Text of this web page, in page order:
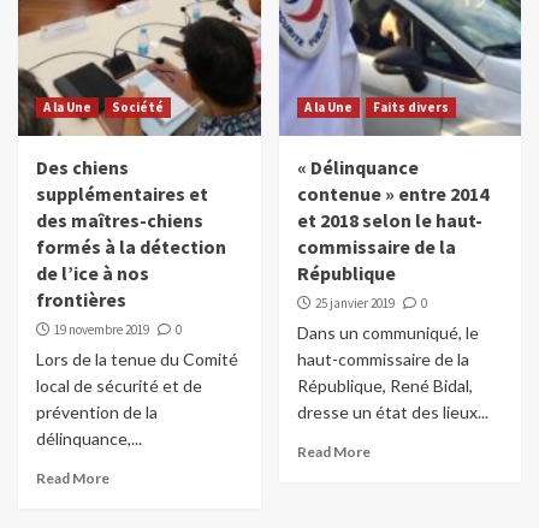
A la Une Société
Des chiens
supplémentaires et
des maîtres-chiens
formés à la détection
de l’ice à nos
frontières
19 novembre 2019 0
Lors de la tenue du Comité
local de sécurité et de
prévention de la
délinquance,...
Read More
A la Une Faits divers
« Délinquance
contenue » entre 2014
et 2018 selon le haut-
commissaire de la
République
25 janvier 2019 0
Dans un communiqué, le
haut-commissaire de la
République, René Bidal,
dresse un état des lieux...
Read More